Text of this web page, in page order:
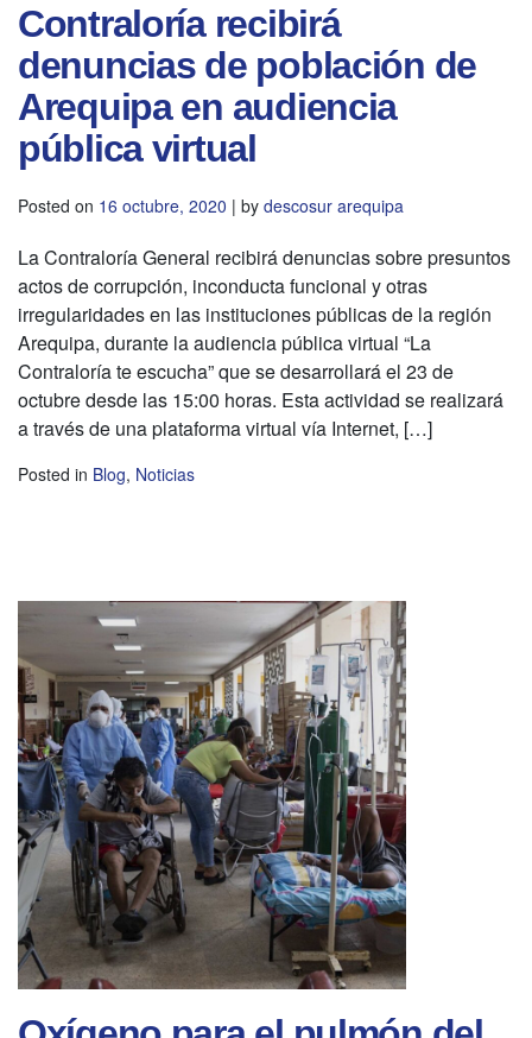
Contraloría recibirá
denuncias de población de
Arequipa en audiencia
pública virtual
Posted on 16 octubre, 2020 | by descosur arequipa
La Contraloría General recibirá denuncias sobre presuntos
actos de corrupción, inconducta funcional y otras
irregularidades en las instituciones públicas de la región
Arequipa, durante la audiencia pública virtual “La
Contraloría te escucha” que se desarrollará el 23 de
octubre desde las 15:00 horas. Esta actividad se realizará
a través de una plataforma virtual vía Internet, […]
Posted in Blog, Noticias